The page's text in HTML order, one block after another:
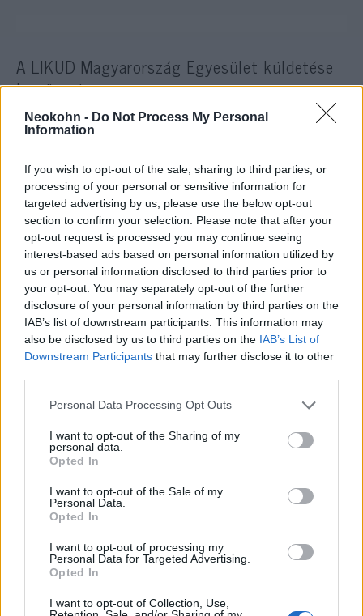
Neokohn - Do Not Process My Personal
Information
If you wish to opt-out of the sale, sharing to third parties, or
processing of your personal or sensitive information for
targeted advertising by us, please use the below opt-out
section to confirm your selection. Please note that after your
opt-out request is processed you may continue seeing
interest-based ads based on personal information utilized by
us or personal information disclosed to third parties prior to
your opt-out. You may separately opt-out of the further
disclosure of your personal information by third parties on the
IAB’s list of downstream participants. This information may
also be disclosed by us to third parties on the IAB’s List of
Downstream Participants that may further disclose it to other
Please note that this website/app uses one or more Google
not limited to your visit or usage behaviour. You may click to
grant or deny consent to Google and its third-party tags to
use your data for below specified purposes in below Google
consent section.
Personal Data Processing Opt Outs
I want to opt-out of the Sharing of my
personal data.
Opted In
I want to opt-out of the Sale of my
Personal Data.
Opted In
I want to opt-out of processing my
Personal Data for Targeted Advertising.
Opted In
I want to opt-out of Collection, Use,
A LIKUD Magyarország Egyesület küldetése
leszögezi:
Izrael-képet szeretne
megteremteni Magyarországon.
[…] A LIKUD Magyarország
Egyesület bátorítja a zsidókat,
akik nem félnek zsidónak és
cionistának mutatkozni, valamint
minden eszközzel segíti azokat,
akik tenni kívánnak a független
zsidó állam támogatásáért, a
cionista nemzetállami gondolat
megvalósításáért.”
látogatható.